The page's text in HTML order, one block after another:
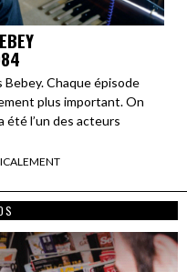
Bebey. Chaque épisode
plus important. On
été l’un des acteurs